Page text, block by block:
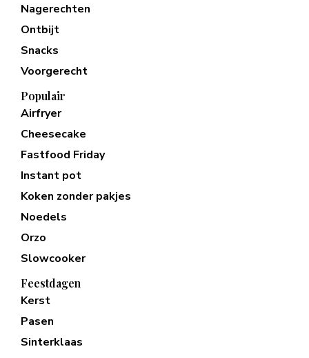
Nagerechten
Ontbijt
Snacks
Voorgerecht
Populair
Airfryer
Cheesecake
Fastfood Friday
Instant pot
Koken zonder pakjes
Noedels
Orzo
Slowcooker
Feestdagen
Kerst
Pasen
Sinterklaas